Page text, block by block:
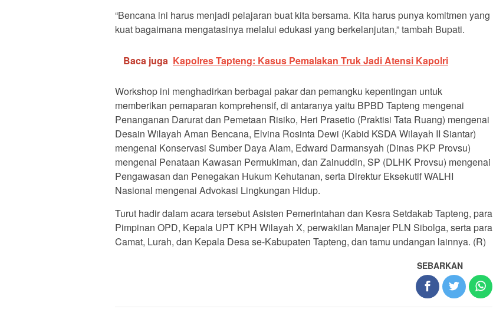
“Bencana ini harus menjadi pelajaran buat kita bersama. Kita harus punya komitmen yang
kuat bagaimana mengatasinya melalui edukasi yang berkelanjutan,” tambah Bupati.
Baca juga Kapolres Tapteng: Kasus Pemalakan Truk Jadi Atensi Kapolri
Workshop ini menghadirkan berbagai pakar dan pemangku kepentingan untuk
memberikan pemaparan komprehensif, di antaranya yaitu BPBD Tapteng mengenai
Penanganan Darurat dan Pemetaan Risiko, Heri Prasetio (Praktisi Tata Ruang) mengenai
Desain Wilayah Aman Bencana, Elvina Rosinta Dewi (Kabid KSDA Wilayah II Siantar)
mengenai Konservasi Sumber Daya Alam, Edward Darmansyah (Dinas PKP Provsu)
mengenai Penataan Kawasan Permukiman, dan Zainuddin, SP (DLHK Provsu) mengenai
Pengawasan dan Penegakan Hukum Kehutanan, serta Direktur Eksekutif WALHI
Nasional mengenai Advokasi Lingkungan Hidup.
Turut hadir dalam acara tersebut Asisten Pemerintahan dan Kesra Setdakab Tapteng, para
Pimpinan OPD, Kepala UPT KPH Wilayah X, perwakilan Manajer PLN Sibolga, serta para
Camat, Lurah, dan Kepala Desa se-Kabupaten Tapteng, dan tamu undangan lainnya. (R)
SEBARKAN